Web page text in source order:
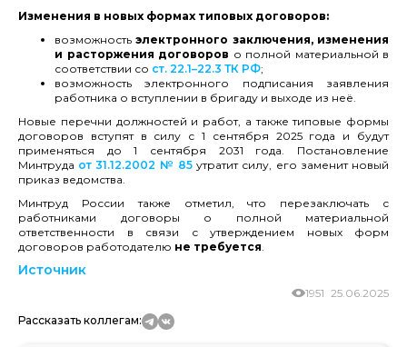
Изменения в новых формах типовых договоров:
возможностьэлектронного заключения, изменения
и расторжения договоров о полной материальной в
соответствии со ст. 22.1–22.3 ТК РФ;
возможность электронного подписания заявления
работника о вступлении в бригаду и выходе из неё.
Новые перечни должностей и работ, а также типовые формы
договоров вступят в силу с 1 сентября 2025 года и будут
применяться до 1 сентября 2031 года. Постановление
Минтруда от 31.12.2002 № 85 утратит силу, его заменит новый
приказ ведомства.
Минтруд России также отметил, что перезаключать с
работниками договоры о полной материальной
ответственности в связи с утверждением новых форм
договоров работодателю не требуется.
Источник
25.06.2025
1951
Рассказать коллегам: